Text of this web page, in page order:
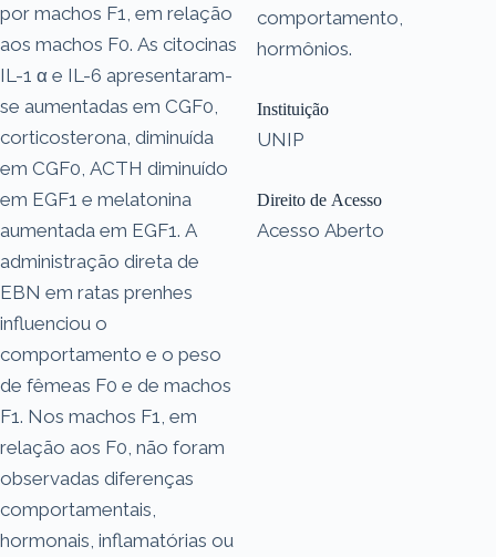
por machos F1, em relação
aos machos F0. As citocinas
IL-1 α e IL-6 apresentaram-
se aumentadas em CGF0,
corticosterona, diminuída
em CGF0, ACTH diminuído
em EGF1 e melatonina
aumentada em EGF1. A
administração direta de
EBN em ratas prenhes
influenciou o
comportamento e o peso
de fêmeas F0 e de machos
F1. Nos machos F1, em
relação aos F0, não foram
observadas diferenças
comportamentais,
hormonais, inflamatórias ou
comportamento,
hormônios.
Instituição
UNIP
Direito de Acesso
Acesso Aberto